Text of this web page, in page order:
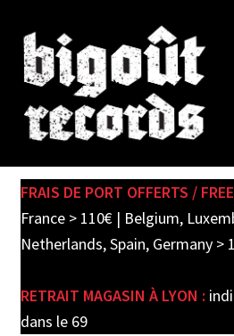
Skip
to
navigation
Skip
to
content
SHOP
PRE-ORDERS
FRAIS DE PORT OFFERTS /
France > 110€ | Belgium,
Netherlands, Spain, Germany >
RETRAIT MAGASIN À LYON :
dans le 69